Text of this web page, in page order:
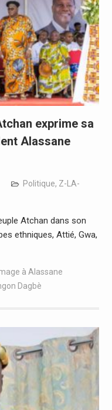
exprime sa
Alassane
Politique, Z-LA-
Atchan dans son
ethniques, Attié, Gwa,
à Alassane
Dagbè